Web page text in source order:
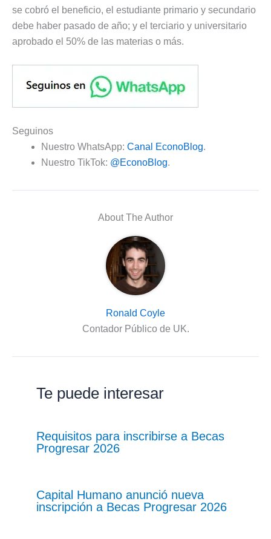
se cobró el beneficio, el estudiante primario y secundario
debe haber pasado de año; y el terciario y universitario
aprobado el 50% de las materias o más.
Seguinos
Nuestro WhatsApp: Canal EconoBlog.
Nuestro TikTok: @EconoBlog.
About The Author
Ronald Coyle
Contador Público de UK.
Te puede interesar
Requisitos para inscribirse a Becas
Progresar 2026
Capital Humano anunció nueva
inscripción a Becas Progresar 2026